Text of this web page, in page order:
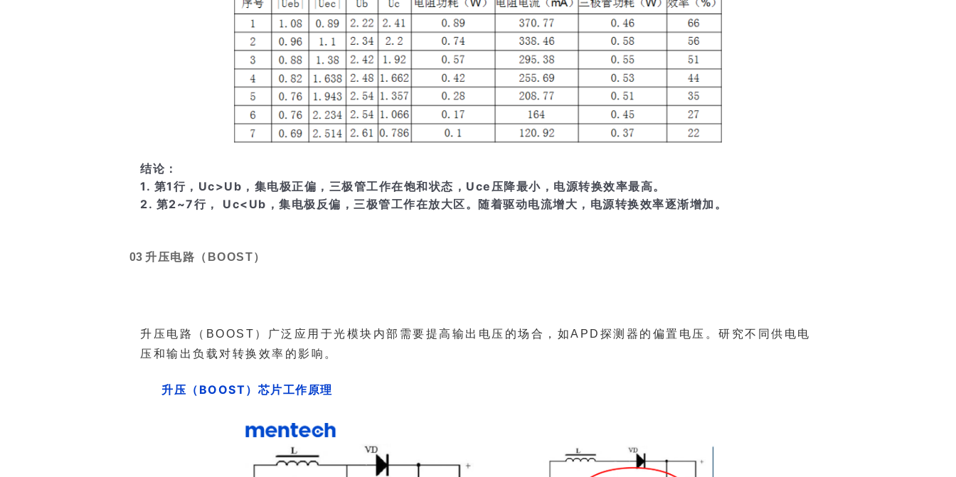
结论：
1. 第1行，Uc>Ub，集电极正偏，三极管工作在饱和状态，Uce压降最小，电源转换效率最高。
2. 第2~7行， Uc<Ub，集电极反偏，三极管工作在放大区。随着驱动电流增大，电源转换效率逐渐增加。
03 升压电路（BOOST）
压和输出负载对转换效率的影响。
升压（BOOST）芯片工作原理